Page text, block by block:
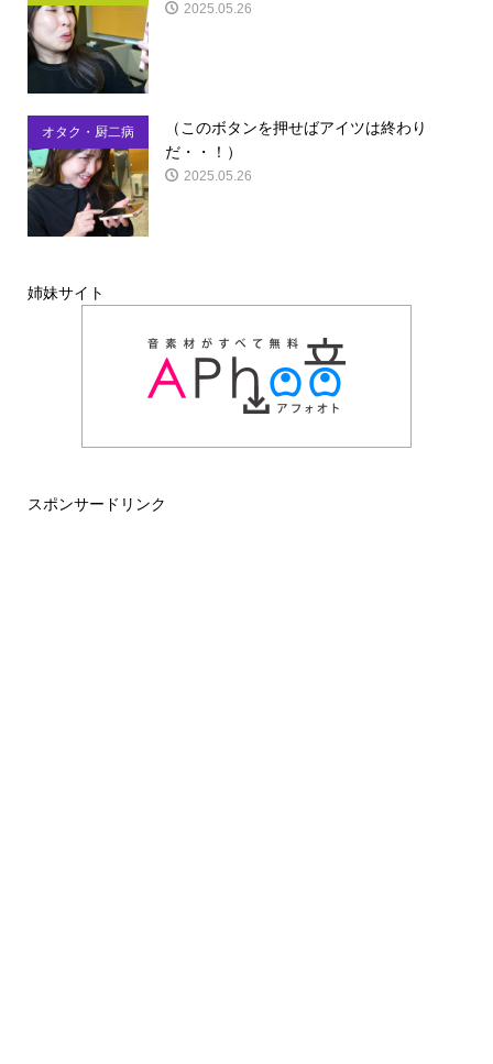
2025.05.26
オタク・厨二病
（このボタンを押せばアイツは終わり
だ・・！）
2025.05.26
姉妹サイト
スポンサードリンク